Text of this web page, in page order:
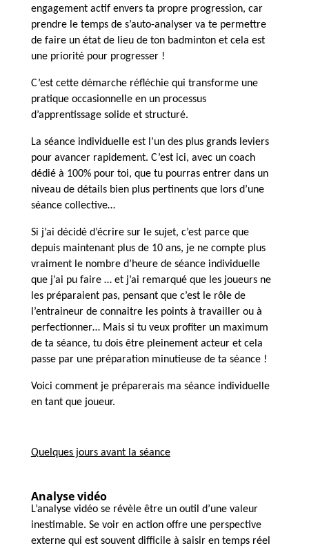
engagement actif envers ta propre progression, car
prendre le temps de s’auto-analyser va te permettre
de faire un état de lieu de ton badminton et cela est
une priorité pour progresser !
C’est cette démarche réfléchie qui transforme une
pratique occasionnelle en un processus
d’apprentissage solide et structuré.
La séance individuelle est l’un des plus grands leviers
pour avancer rapidement. C’est ici, avec un coach
dédié à 100% pour toi, que tu pourras entrer dans un
niveau de détails bien plus pertinents que lors d’une
séance collective…
Si j’ai décidé d’écrire sur le sujet, c’est parce que
depuis maintenant plus de 10 ans, je ne compte plus
vraiment le nombre d’heure de séance individuelle
que j’ai pu faire … et j’ai remarqué que les joueurs ne
les préparaient pas, pensant que c’est le rôle de
l’entraineur de connaitre les points à travailler ou à
perfectionner… Mais si tu veux profiter un maximum
de ta séance, tu dois être pleinement acteur et cela
passe par une préparation minutieuse de ta séance !
Voici comment je préparerais ma séance individuelle
en tant que joueur.
Quelques jours avant la séance
Analyse vidéo
L’analyse vidéo se révèle être un outil d’une valeur
inestimable. Se voir en action offre une perspective
externe qui est souvent difficile à saisir en temps réel